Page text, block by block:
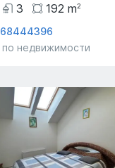
3 192 m2
по недвижимости